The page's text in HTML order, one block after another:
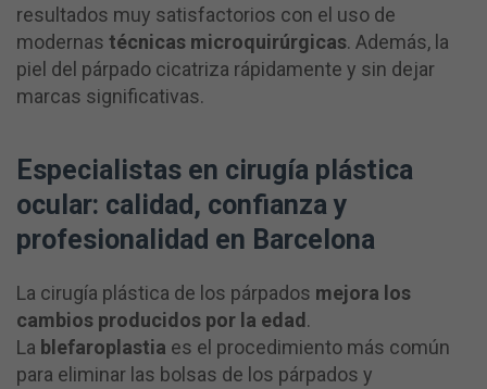
resultados muy satisfactorios con el uso de
modernas técnicas microquirúrgicas. Además, la
piel del párpado cicatriza rápidamente y sin dejar
marcas significativas.
Especialistas en cirugía plástica
ocular: calidad, confianza y
profesionalidad en Barcelona
La cirugía plástica de los párpados mejora los
cambios producidos por la edad .
La blefaroplastia es el procedimiento más común
para eliminar las bolsas de los párpados y